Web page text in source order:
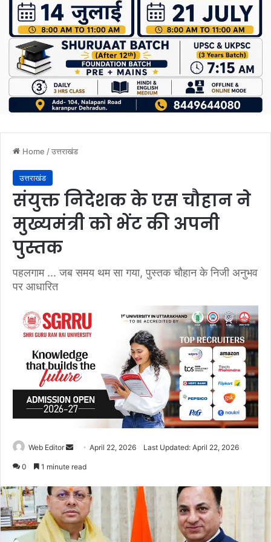
Home /उत्तराखंड
उत्तराखंड
संयुक्त निदेशक के एस चौहान ने
मुख्यमंत्री को भेंट की अपनी
पुस्तक
पहलगाम ... जब समय थम सा गया, पुस्तक चौहान के निजी अनुभव
पर आधारित
Web Editor
d
a
n
e
April 22, 2026 Last Updated: April 22, 2026
0 1 minute read